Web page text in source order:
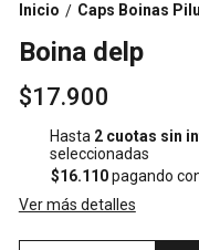
Inicio / Caps Boinas
Boina delp
$17.900
Hasta 2 cuotas sin
seleccionadas
$16.110pagando
Ver más detalles